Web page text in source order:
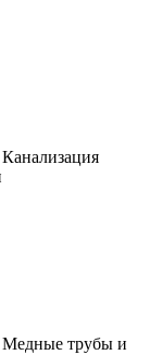
Канализация
Медные трубы и